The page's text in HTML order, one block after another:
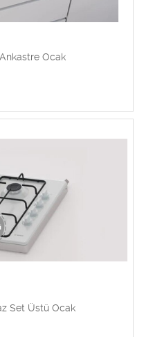
Ocak
Set Üstü Ocak